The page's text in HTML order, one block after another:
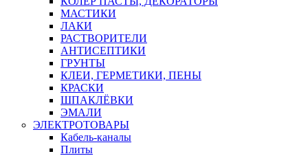
МАСТИКИ
ЛАКИ
РАСТВОРИТЕЛИ
АНТИСЕПТИКИ
ГРУНТЫ
КЛЕИ, ГЕРМЕТИКИ, ПЕНЫ
КРАСКИ
ШПАКЛЁВКИ
ЭМАЛИ
ЭЛЕКТРОТОВАРЫ
Кабель-каналы
Плиты